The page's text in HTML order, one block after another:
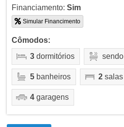
Financiamento: Sim
Simular Financimento
Cômodos:
3dormitórios sendo
5banheiros 2salas
4garagens